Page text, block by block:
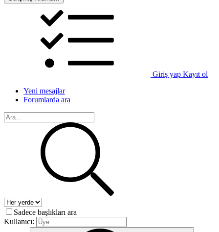
Giriş yap Kayıt ol
Yeni mesajlar
Forumlarda ara
Sadece başlıkları ara
Kullanıcı: